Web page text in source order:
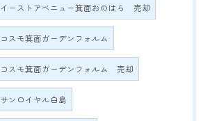
イーストアベニュー箕面おのはら 売却
コスモ箕面ガーデンフォルム
コスモ箕面ガーデンフォルム 売却
サンロイヤル白島